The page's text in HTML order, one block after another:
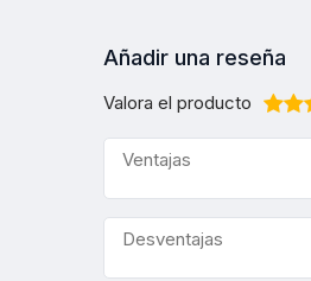
Añadir una reseña
Valora el producto